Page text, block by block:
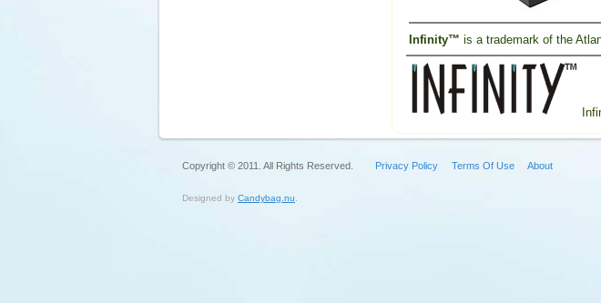
Infinity™ is a trademark of the
Copyright © 2011. All Rights Reserved. Privacy Policy Terms Of Use About
Designed by Candybag.nu